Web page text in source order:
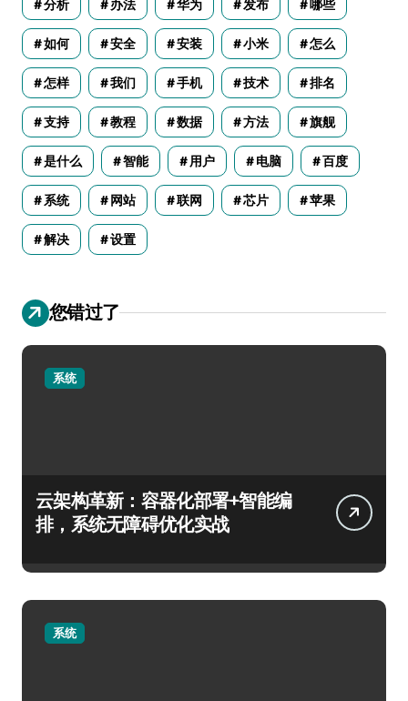
分析 办法 华为 发布 哪些
如何 安全 安装 小米 怎么
怎样 我们 手机 技术 排名
支持 教程 数据 方法 旗舰
是什么 智能 用户 电脑 百度
系统 网站 联网 芯片 苹果
解决 设置
您错过了
系统
云架构革新：容器化部署+智能编
排，系统无障碍优化实战
系统